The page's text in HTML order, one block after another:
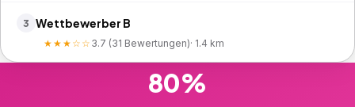
3 Wettbewerber B
★★★☆☆ 3.7 (31 Bewertungen)· 1.4 km
80%